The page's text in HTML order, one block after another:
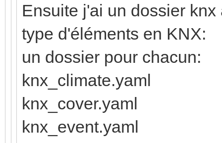
Ensuite j'ai un dossier
type d'éléments en KNX:
un dossier pour chacun:
knx_climate.yaml
knx_cover.yaml
knx_event.yaml